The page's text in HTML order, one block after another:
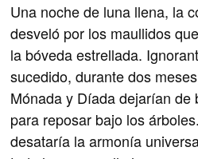
Una noche de luna llena, la
desveló por los maullidos
la bóveda estrellada.
sucedido, durante dos
Mónada y Díada dejarían de
para reposar bajo los
desataría la armonía